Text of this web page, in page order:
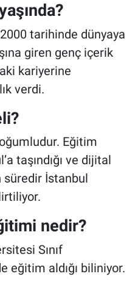
tarihinde dünyaya
giren genç içerik
kariyerine
verdi.
Eğitim
taşındığı ve dijital
süredir İstanbul
nedir?
Sınıf
eğitim aldığı biliniyor.